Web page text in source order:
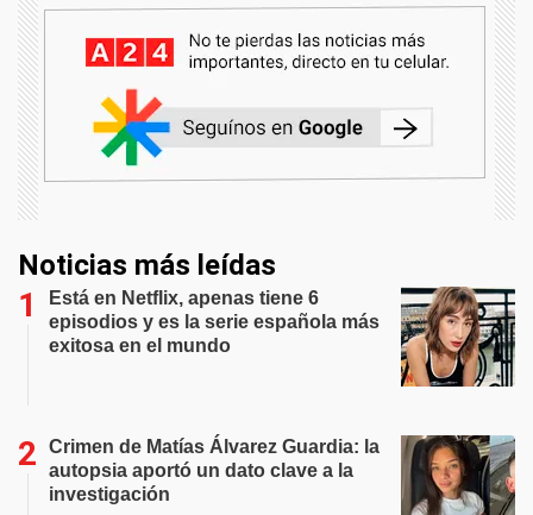
Noticias más leídas
Está en Netflix, apenas tiene 6
episodios y es la serie española más
exitosa en el mundo
Crimen de Matías Álvarez Guardia: la
autopsia aportó un dato clave a la
investigación